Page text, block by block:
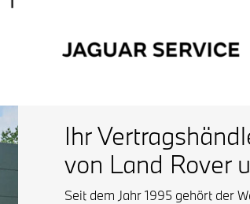
Ihr
von Land Rover
Seit dem Jahr 1995 gehört der